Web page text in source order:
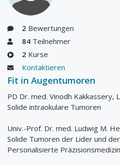
2 Bewertungen
84 Teilnehmer
2 Kurse
Kontaktieren
Fit in Augentumoren
PD Dr. med. Vinodh Kakkassery,
Solide intraokulare Tumoren
Univ.-Prof. Dr. med. Ludwig M.
Solide Tumoren der Lider und
Personalisierte Präzisionsmedizin